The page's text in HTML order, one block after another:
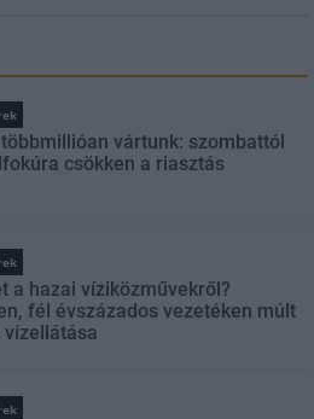
vártunk: szombattól
csökken a riasztás
a hazai víziközművekről?
fél évszázados vezetéken múlt
vízellátása